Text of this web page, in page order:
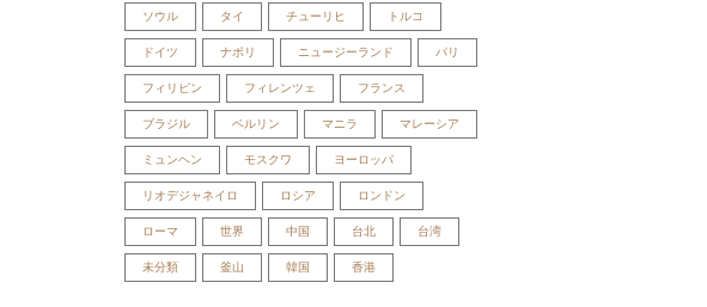
ソウル タイ チューリヒ トルコ
ドイツ ナポリ ニュージーランド パリ
フィリピン フィレンツェ フランス
ブラジル ベルリン マニラ マレーシア
ミュンヘン モスクワ ヨーロッパ
リオデジャネイロ ロシア ロンドン
ローマ 世界 中国 台北 台湾
未分類 釜山 韓国 香港